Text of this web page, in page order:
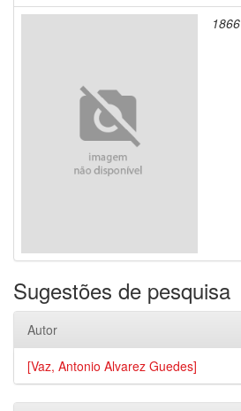
1866
Sugestões de pesquisa
Autor
[Vaz, Antonio Alvarez Guedes]